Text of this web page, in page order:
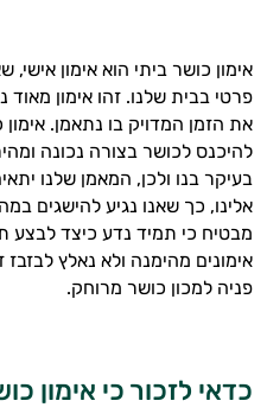
אימון כושר ביתי הוא אימון
פרטי בבית שלנו. זהו אימון מאוד
את הזמן המדויק בו נתאמן.
להיכנס לכושר בצורה נכונה
בעיקר בנו ולכן, המאמן שלנו
אלינו, כך שאנו נגיע להישגים
מבטיח כי תמיד נדע כיצד לבצע
אימונים מהימנה ולא נאלץ לבזבז
פניה למכון כושר מרוחק.
כדאי לזכור כי אימון
היי,